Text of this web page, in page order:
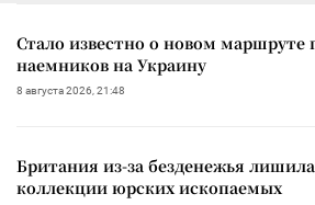
Стало известно о новом маршруте
наемников на Украину
8 августа 2026, 21:48
Британия из-за безденежья
коллекции юрских ископаемых